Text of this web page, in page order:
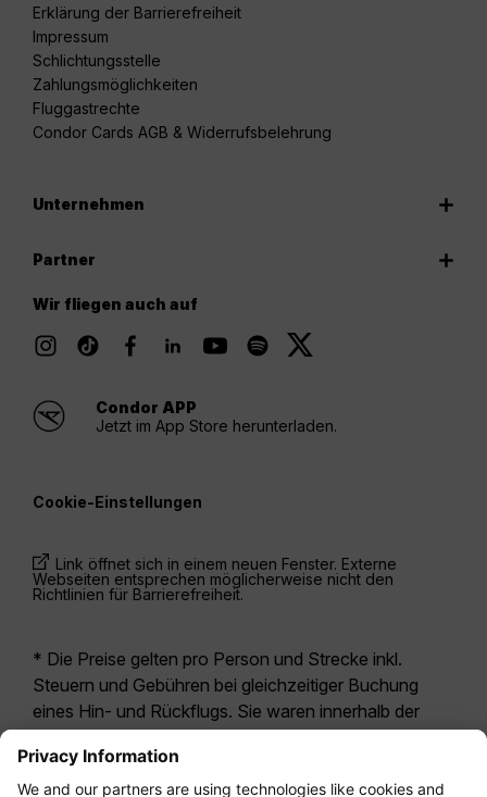
Erklärung der Barrierefreiheit
Impressum
Schlichtungsstelle
Zahlungsmöglichkeiten
Fluggastrechte
Condor Cards AGB & Widerrufsbelehrung
Unternehmen
Partner
Wir fliegen auch auf
Condor APP
Jetzt im App Store herunterladen.
Cookie-Einstellungen
Link öffnet sich in einem neuen Fenster. Externe
Webseiten entsprechen möglicherweise nicht den
Richtlinien für Barrierefreiheit.
* Die Preise gelten pro Person und Strecke inkl.
Steuern und Gebühren bei gleichzeitiger Buchung
eines Hin- und Rückflugs. Sie waren innerhalb der
möglicherweise nicht mehr aktuell. Bei den für die
Economy Class angegebenen Tarifen handelt es